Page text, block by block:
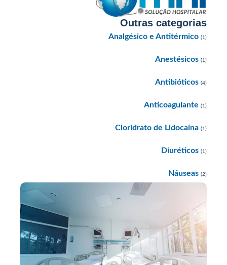
Outras categorias
Analgésico e Antitérmico (1)
Anestésicos (1)
Antibióticos (4)
Anticoagulante (1)
Cloridrato de Lidocaína (1)
Diuréticos (1)
Náuseas (2)